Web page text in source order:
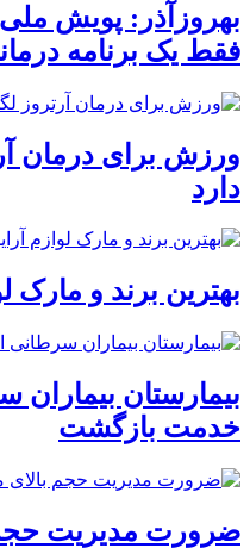
بهروزآذر: پویش
فقط یک برنامه
ورزش برای درمان
دارد
بهترین برند و مارک
بیمارستان بیماران
خدمت بازگشت
ضرورت مدیریت حجم